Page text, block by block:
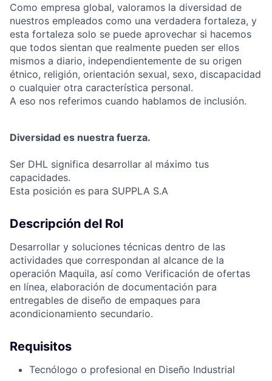
Como empresa global, valoramos la diversidad de
nuestros empleados como una verdadera fortaleza, y
esta fortaleza solo se puede aprovechar si hacemos
que todos sientan que realmente pueden ser ellos
mismos a diario, independientemente de su origen
étnico, religión, orientación sexual, sexo, discapacidad
o cualquier otra característica personal.
A eso nos referimos cuando hablamos de inclusión.
Diversidad es nuestra fuerza.
Ser DHL significa desarrollar al máximo tus
capacidades.
Esta posición es para SUPPLA S.A
Descripción del Rol
Desarrollar y soluciones técnicas dentro de las
actividades que correspondan al alcance de la
operación Maquila, así como Verificación de ofertas
en línea, elaboración de documentación para
entregables de diseño de empaques para
acondicionamiento secundario.
Requisitos
Tecnólogo o profesional en Diseño Industrial